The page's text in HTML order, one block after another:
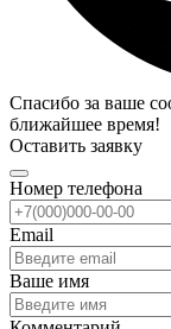
Спасибо за ваше
ближайшее время!
Оставить заявку
Номер телефона
Email
Ваше имя